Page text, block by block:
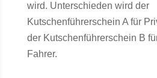
wird. Unterschieden wird der
Kutschenführerschein A für
der Kutschenführerschein B
Fahrer.